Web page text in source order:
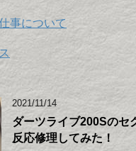
事について
2021/11/14
ダーツライブ200Sのセ
反応修理してみた！